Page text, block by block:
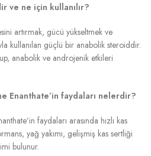
ve ne için kullanılır?
artırmak, gücü yükseltmek ve
kullanılan güçlü bir anabolik steroiddir.
anabolik ve androjenik etkileri
Enanthate’in faydaları nelerdir?
faydaları arasında hızlı kas
yağ yakımı, gelişmiş kas sertliği
bulunur.